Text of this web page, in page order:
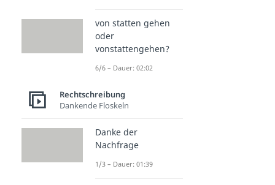
von statten gehen
oder
vonstattengehen?
6/6 – Dauer: 02:02
Rechtschreibung
Dankende Floskeln
Danke der
Nachfrage
1/3 – Dauer: 01:39